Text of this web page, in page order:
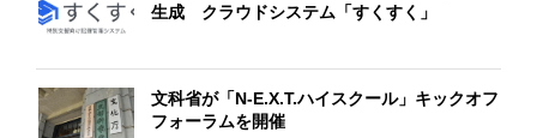
生成 クラウドシステム「すくすく」
文科省が「N-E.X.T.ハイスクール」キックオフ
フォーラムを開催